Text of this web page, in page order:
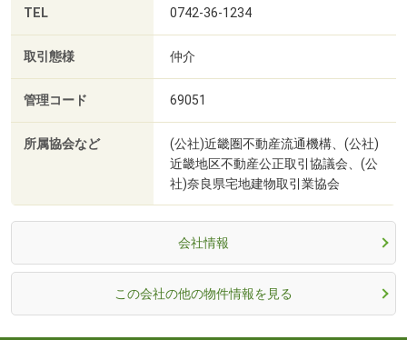
TEL 0742-36-1234
取引態様 仲介
管理コード 69051
所属協会など
(公社)近畿圏不動産流通機構、(公社)
近畿地区不動産公正取引協議会、(公
社)奈良県宅地建物取引業協会
会社情報
この会社の他の物件情報を見る